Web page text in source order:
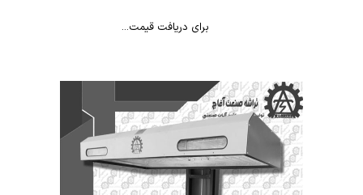
برای دریافت قیمت...